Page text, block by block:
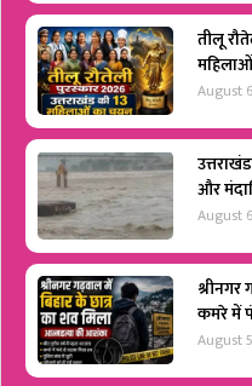
तीलू
August
और
August
कमरे में
August